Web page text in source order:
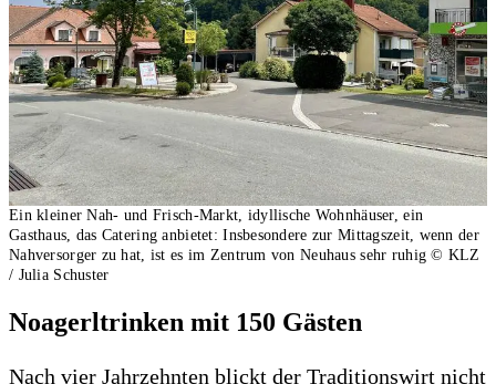
Ein kleiner Nah- und Frisch-Markt, idyllische Wohnhäuser, ein
Gasthaus, das Catering anbietet: Insbesondere zur Mittagszeit, wenn der
Nahversorger zu hat, ist es im Zentrum von Neuhaus sehr ruhig © KLZ
/ Julia Schuster
Noagerltrinken mit 150 Gästen
Nach vier Jahrzehnten blickt der Traditionswirt nicht